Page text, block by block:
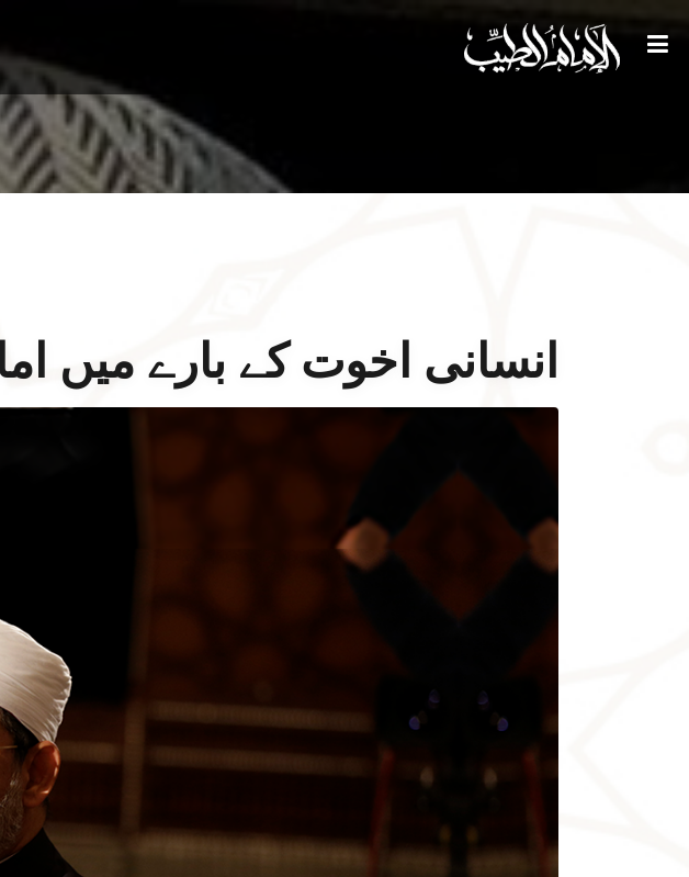
انسانی اخوت کے بارے میں